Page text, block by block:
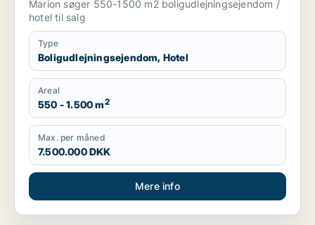
Marion søger 550-1500 m2 boligudlejningsejendom /
hotel til salg
Type
Boligudlejningsejendom, Hotel
Areal
550 - 1.500 m2
Max. per måned
7.500.000 DKK
Mere info